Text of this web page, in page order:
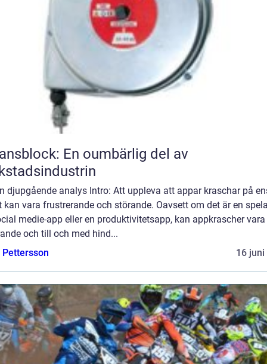
En oumbärlig del av
djupgående analys Intro: Att uppleva att appar kraschar på
kan vara frustrerande och störande. Oavsett om det är en
medie-app eller en produktivitetsapp, kan appkrascher vara
och till och med hind...
16 juni